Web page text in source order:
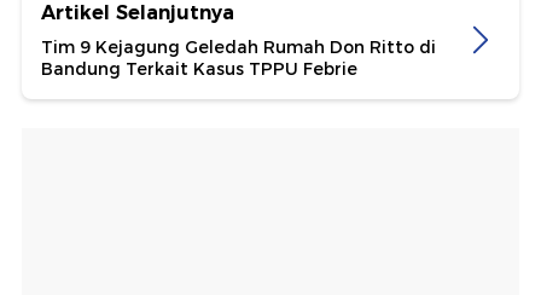
Artikel Selanjutnya
Tim 9 Kejagung Geledah Rumah Don Ritto di
Bandung Terkait Kasus TPPU Febrie